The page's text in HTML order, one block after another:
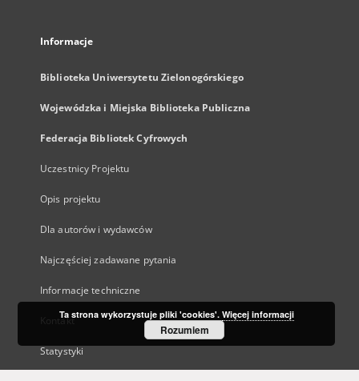
Informacje
Biblioteka Uniwersytetu Zielonogórskiego
Wojewódzka i Miejska Biblioteka Publiczna
Federacja Bibliotek Cyfrowych
Uczestnicy Projektu
Opis projektu
Dla autorów i wydawców
Najczęściej zadawane pytania
Informacje techniczne
Kontakt
Statystyki
Ta strona wykorzystuje pliki 'cookies'. Więcej informacji
Rozumiem